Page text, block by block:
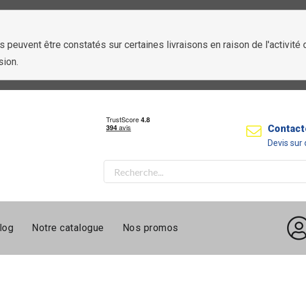
être constatés sur certaines livraisons en raison de
Devis sur
Notre catalogue Nos promos